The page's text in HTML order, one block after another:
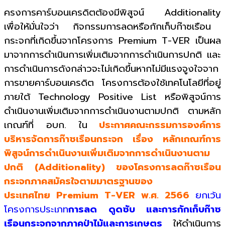
ครงการคาร์บอนเครดิตต้องมีพิสูจน์ Additionality
เพื่อให้มั่นใจว่า กิจกรรมการลดหรือกักเก็บก๊าซเรือน
กระจกที่เกิดขึ้นจากโครงการ Premium T-VER เป็นผล
มาจากการดำเนินการเพิ่มเติมจากการดำเนินการปกติ และ
การดำเนินการดังกล่าวจะไม่เกิดขึ้นหากไม่มีแรงจูงใจจาก
การขายคาร์บอนเครดิต โครงการต้องใช้เทคโนโลยีที่อยู่
ภายใต้ Technology Positive List หรือพิสูจน์การ
ดำเนินงานเพิ่มเติมจากการดำเนินงานตามปกติ ตามหลัก
เกณฑ์ที่ อบก. ใน
ประกาศคณะกรรมการองค์การ
บริหารจัดการก๊าซเรือนกระจก เรื่อง หลักเกณฑ์การ
พิสูจน์การดำเนินงานเพิ่มเติมจากการดำเนินงานตาม
ปกติ (Additionality) ของโครงการลดก๊าซเรือน
กระจกภาคสมัครใจตามมาตรฐานของ
ประเทศไทย Premium T-VER พ.ศ. 2566 ยกเว้น
โครงการประเภทการลด ดูดซับ และการกักเก็บก๊าซ
เรือนกระจกจากภาคป่าไม้และการเกษตร ให้ดำเนินการ